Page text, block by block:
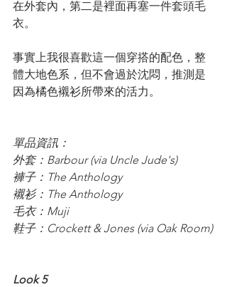
在外套內，第二是裡面再塞一件套頭毛
衣。
事實上我很喜歡這一個穿搭的配色，整
體大地色系，但不會過於沈悶，推測是
因為橘色襯衫所帶來的活力。
單品資訊：
外套：Barbour (via Uncle Jude's)
褲子：The Anthology
襯衫：The Anthology
毛衣：Muji
鞋子：Crockett & Jones (via Oak Room)
Look 5